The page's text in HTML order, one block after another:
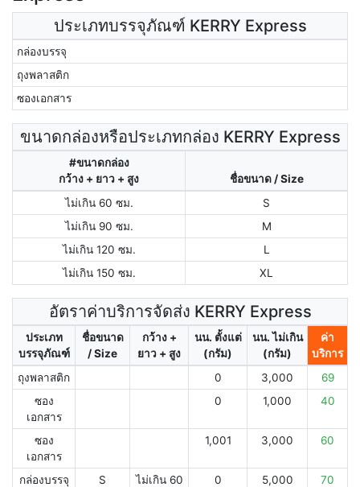
ประเภทบรรจุภัณฑ์ KERRY Express
กล่องบรรจุ
ถุงพลาสติก
ซองเอกสาร
ขนาดกล่องหรือประเภทกล่อง KERRY Express
#ขนาดกล่อง
กว้าง + ยาว + สูง
ชื่อขนาด / Size
ไม่เกิน 60 ซม.
S
ไม่เกิน 90 ซม.
M
ไม่เกิน 120 ซม.
L
ไม่เกิน 150 ซม.
XL
อัตราค่าบริการจัดส่ง KERRY Express
ประเภท
บรรจุภัณฑ์
ชื่อขนาด
/ Size
กว้าง +
ยาว + สูง
นน. ตั้งแต่
(กรัม)
นน. ไม่เกิน
(กรัม)
ค่า
บริการ
ถุงพลาสติก
0 3,000
69
ซอง
เอกสาร
0 1,000 40
ซอง
เอกสาร
1,001 3,000 60
กล่องบรรจุ S
ไม่เกิน 60
0 5,000 70